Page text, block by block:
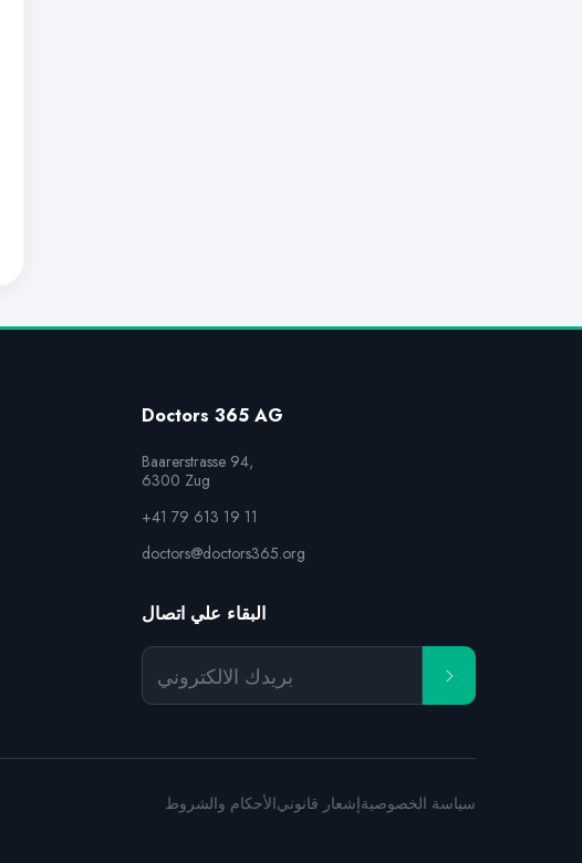
Doctors 365 AG
Baarerstrasse 94,
6300 Zug
+41 79 613 19 11
doctors@doctors365.org
البقاء علي اتصال
بريدك الالكتروني
الأحكام والشروطإشعار قانونيسياسة الخصوصية